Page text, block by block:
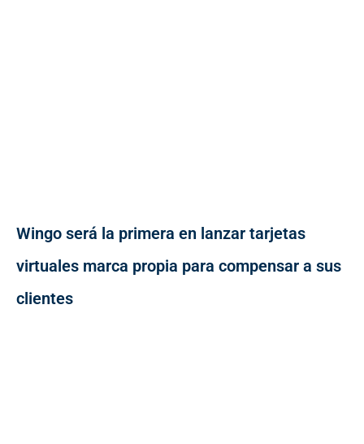
Wingo será la primera en lanzar tarjetas
virtuales marca propia para compensar a sus
clientes